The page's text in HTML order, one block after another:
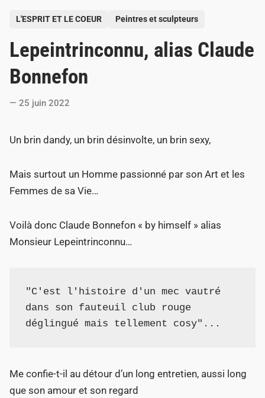
t
e
d
n
L'ESPRIT ET LE COEUR Peintres et sculpteurs
Lepeintrinconnu, alias Claude
Bonnefon
25 juin 2022
Un brin dandy, un brin désinvolte, un brin sexy,
Mais surtout un Homme passionné par son Art et les
Femmes de sa Vie…
Voilà donc Claude Bonnefon « by himself » alias
Monsieur Lepeintrinconnu…
"C'est l'histoire d'un mec vautré
dans son fauteuil club rouge
déglingué mais tellement cosy"...
Me confie-t-il au détour d’un long entretien, aussi long
que son amour et son regard